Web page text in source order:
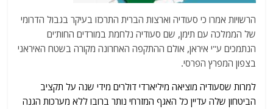
הרשויות אמרו כי סעודיה וארצות הברית התרכזו בעיקר בגבול הדרומי
של הממלכה עם תימן, שם סעודיה נלחמת במורדים החות'ים
הנתמכים ע"י איראן, אולם ההתקפה האחרונה מקורה בשטח האיראני
בצפון המפרץ הפרסי.
למרות שסעודיה מוציאה מיליארדי דולרים מידי שנה על תקציב
הביטחון שלה עדיין כל האגף המזרחי נותר ברובו ללא מערכות הגנה